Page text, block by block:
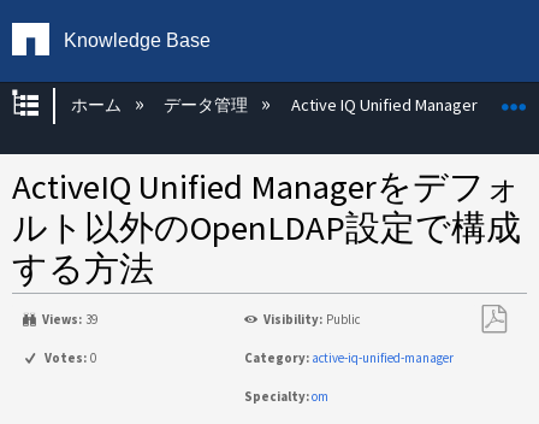
Knowledge Base
グローバル階層を展開/折りたたむ
ホーム データ管理 Active IQ Unified Manager
ActiveIQ Unified Managerをデフォ
ルト以外のOpenLDAP設定で構成
する方法
Views: 39 Visibility: Public
Votes: 0 Category: active-iq-unified-manager
Specialty:om